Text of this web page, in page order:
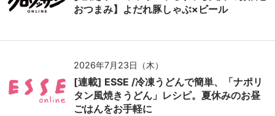
おつまみ】よだれ豚しゃぶ×ビール
2026年7月23日（木）
[連載] ESSE /冷凍うどんで簡単、「ナポリ
タン風焼きうどん」レシピ。夏休みのお昼
ごはんをお手軽に